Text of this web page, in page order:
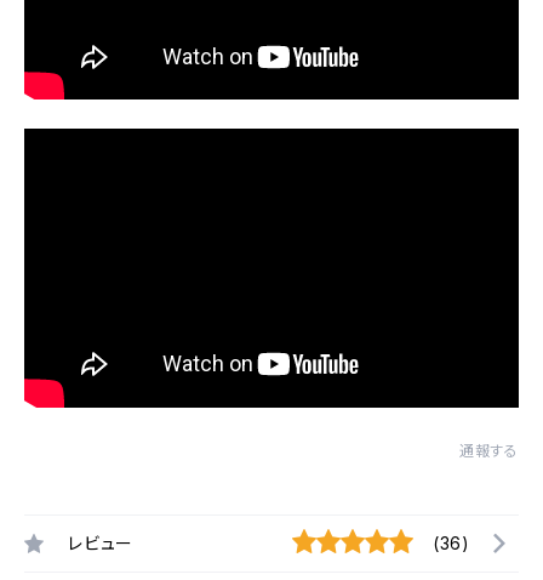
通報する
レビュー (36)